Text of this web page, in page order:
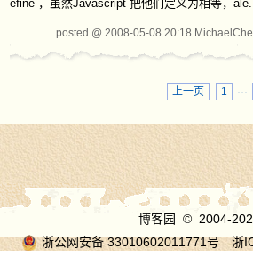
efine ，虽然Javascript 把他们定义为相等，
posted @ 2008-05-08 20:18
上一页 1 ···
博客园
© 2004-
浙公网安备 33010602011771号
浙